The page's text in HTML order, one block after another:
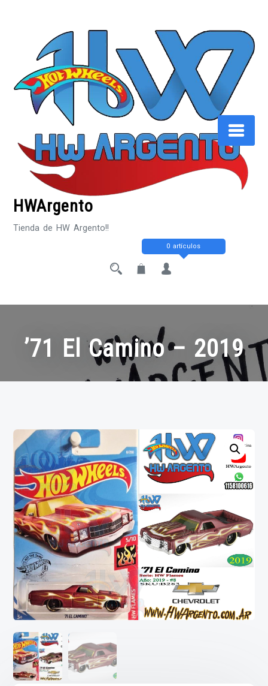
HWArgento
Tienda de HW Argento!!
0 artículos
’71 El Camino – 2019